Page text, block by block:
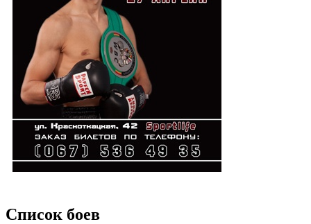
Список боев